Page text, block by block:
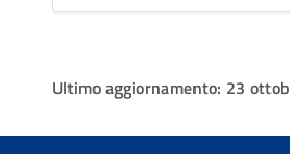
Ultimo aggiornamento: 23